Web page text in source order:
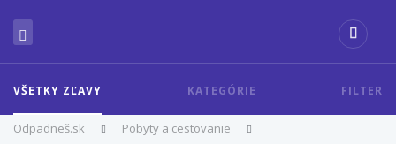
VŠETKY ZĽAVY KATEGÓRIE FILTER
Odpadneš.sk
Pobyty a cestovanie